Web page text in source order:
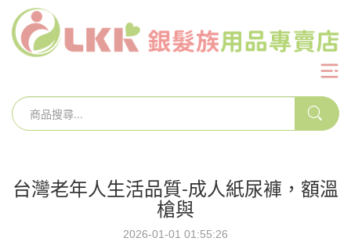
台灣老年人生活品質-成人紙尿褲，額溫
槍與
2026-01-01 01:55:26